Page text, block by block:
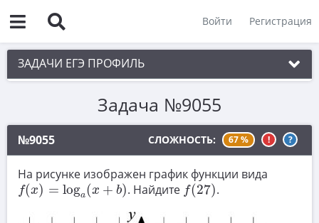
Войти Регистрация
ЗАДАЧИ ЕГЭ ПРОФИЛЬ
1. Планиметрия
2. Векторы
3. Стереометрия
4. Классическое определение вероятности
Задача №9055
№9055 СЛОЖНОСТЬ: 67 % ! ?
На рисунке изображен график функции вида
f(x) = loga(x + b)
f(x)=loga(x+b) . Найдите f(27)
f(27) .